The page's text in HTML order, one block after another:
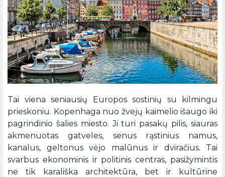
Tai viena seniausių Europos sostinių su kilmingu
prieskoniu. Kopenhaga nuo žvejų kaimelio išaugo iki
pagrindinio šalies miesto. Ji turi pasakų pilis, siauras
akmenuotas gatveles, senus rąstinius namus,
kanalus, geltonus vėjo malūnus ir dviračius. Tai
svarbus ekonominis ir politinis centras, pasižymintis
ne tik karališka architektūra, bet ir kultūrine